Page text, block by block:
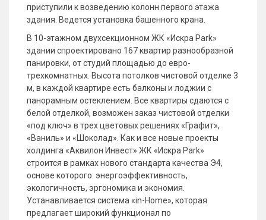
приступили к возведению колонн первого этажа
здания. Ведется установка башенного крана.
В 10-этажном двухсекционном ЖК «Искра Park»
здании спроектировано 167 квартир разнообразной
панировки, от студий площадью до евро-
трехкомнатных. Высота потолков чистовой отделке 3
м, в каждой квартире есть балконы и лоджии с
панорамным остеклением. Все квартиры сдаются с
белой отделкой, возможен заказ чистовой отделки
«под ключ» в трех цветовых решениях «Графит»,
«Ваниль» и «Шоколад». Как и все новые проекты
холдинга «Аквилон Инвест» ЖК «Искра Park»
строится в рамках нового стандарта качества Э4,
основе которого: энергоэффективность,
экологичность, эргономика и экономия.
Устанавливается система «in-Home», которая
предлагает широкий функционал по